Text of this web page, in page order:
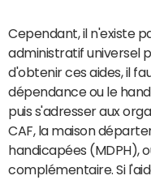
Cependant, il n'existe
administratif universel
d'obtenir ces aides, il
dépendance ou le
puis s'adresser aux
CAF, la maison
handicapées (MDPH),
complémentaire. Si